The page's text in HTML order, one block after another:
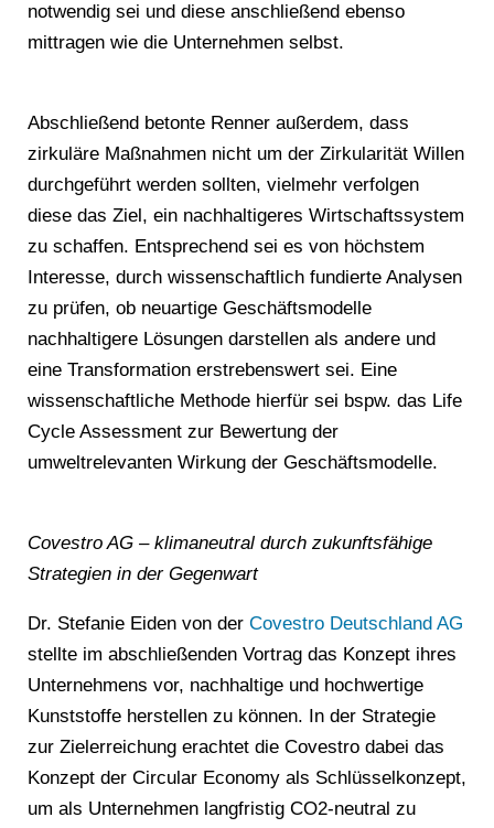
notwendig sei und diese anschließend ebenso
mittragen wie die Unternehmen selbst.
Abschließend betonte Renner außerdem, dass
zirkuläre Maßnahmen nicht um der Zirkularität Willen
durchgeführt werden sollten, vielmehr verfolgen
diese das Ziel, ein nachhaltigeres Wirtschaftssystem
zu schaffen. Entsprechend sei es von höchstem
Interesse, durch wissenschaftlich fundierte Analysen
zu prüfen, ob neuartige Geschäftsmodelle
nachhaltigere Lösungen darstellen als andere und
eine Transformation erstrebenswert sei. Eine
wissenschaftliche Methode hierfür sei bspw. das Life
Cycle Assessment zur Bewertung der
umweltrelevanten Wirkung der Geschäftsmodelle.
Covestro AG – klimaneutral durch zukunftsfähige
Strategien in der Gegenwart
Dr. Stefanie Eiden von der Covestro Deutschland AG
stellte im abschließenden Vortrag das Konzept ihres
Unternehmens vor, nachhaltige und hochwertige
Kunststoffe herstellen zu können. In der Strategie
zur Zielerreichung erachtet die Covestro dabei das
Konzept der Circular Economy als Schlüsselkonzept,
um als Unternehmen langfristig CO2-neutral zu